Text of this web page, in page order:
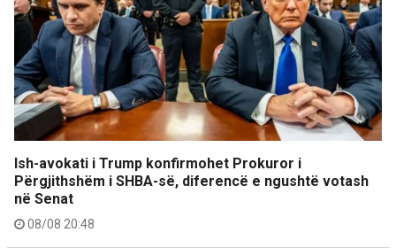
Ish-avokati i Trump konfirmohet Prokuror i
Përgjithshëm i SHBA-së, diferencë e ngushtë votash
në Senat
08/08 20:48